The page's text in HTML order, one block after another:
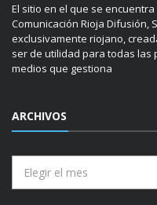
El sitio en el que se
Comunicación Rioja Difusión,
exclusivamente riojano,
ser de utilidad para todas las
medios que gestiona
ARCHIVOS